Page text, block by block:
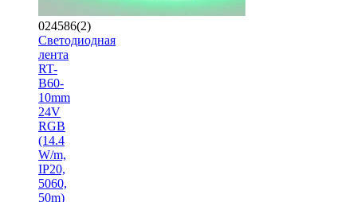
024586(2)
Светодиодная
лента
RT-
B60-
10mm
24V
RGB
(14.4
W/m,
IP20,
5060,
50m)